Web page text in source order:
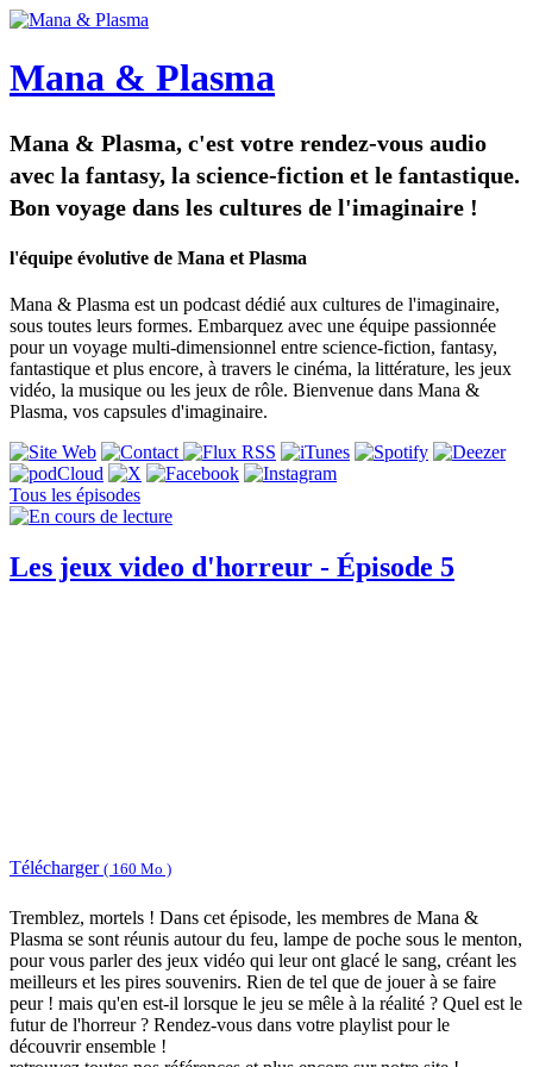
Mana & Plasma
Mana & Plasma, c'est votre rendez-vous audio
avec la fantasy, la science-fiction et le fantastique.
Bon voyage dans les cultures de l'imaginaire !
l'équipe évolutive de Mana et Plasma
Mana & Plasma est un podcast dédié aux cultures de l'imaginaire,
sous toutes leurs formes. Embarquez avec une équipe passionnée
pour un voyage multi-dimensionnel entre science-fiction, fantasy,
fantastique et plus encore, à travers le cinéma, la littérature, les jeux
vidéo, la musique ou les jeux de rôle. Bienvenue dans Mana &
Plasma, vos capsules d'imaginaire.
Tous les épisodes
Les jeux video d'horreur - Épisode 5
Télécharger ( 160 Mo )
Tremblez, mortels ! Dans cet épisode, les membres de Mana &
Plasma se sont réunis autour du feu, lampe de poche sous le menton,
pour vous parler des jeux vidéo qui leur ont glacé le sang, créant les
meilleurs et les pires souvenirs. Rien de tel que de jouer à se faire
peur ! mais qu'en est-il lorsque le jeu se mêle à la réalité ? Quel est le
futur de l'horreur ? Rendez-vous dans votre playlist pour le
découvrir ensemble !